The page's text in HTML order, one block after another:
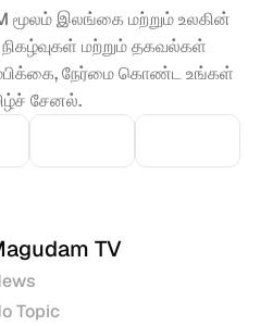
மூலம் இலங்கை மற்றும் உலகின்
மற்றும் தகவல்கள்
நேர்மை கொண்ட உங்கள்
சேனல்.
TV
Topic